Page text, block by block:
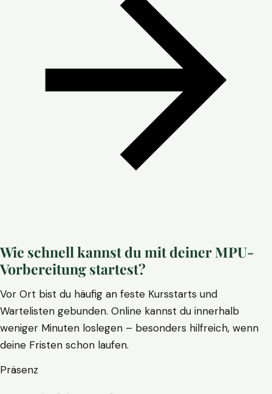
Wie schnell kannst du mit deiner MPU-
Vorbereitung startest?
Vor Ort bist du häufig an feste Kursstarts und
Wartelisten gebunden. Online kannst du innerhalb
weniger Minuten loslegen – besonders hilfreich, wenn
deine Fristen schon laufen.
Präsenz